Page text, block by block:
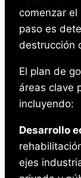
comenzar el
paso es
destrucción
El plan de
áreas clave
incluyendo:
Desarrollo
ejes